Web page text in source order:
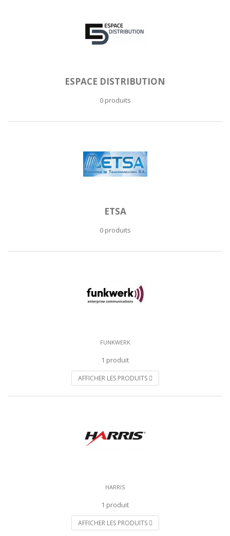
ESPACE DISTRIBUTION
0 produits
ETSA
0 produits
FUNKWERK
1 produit
AFFICHER LES PRODUITS
HARRIS
1 produit
AFFICHER LES PRODUITS